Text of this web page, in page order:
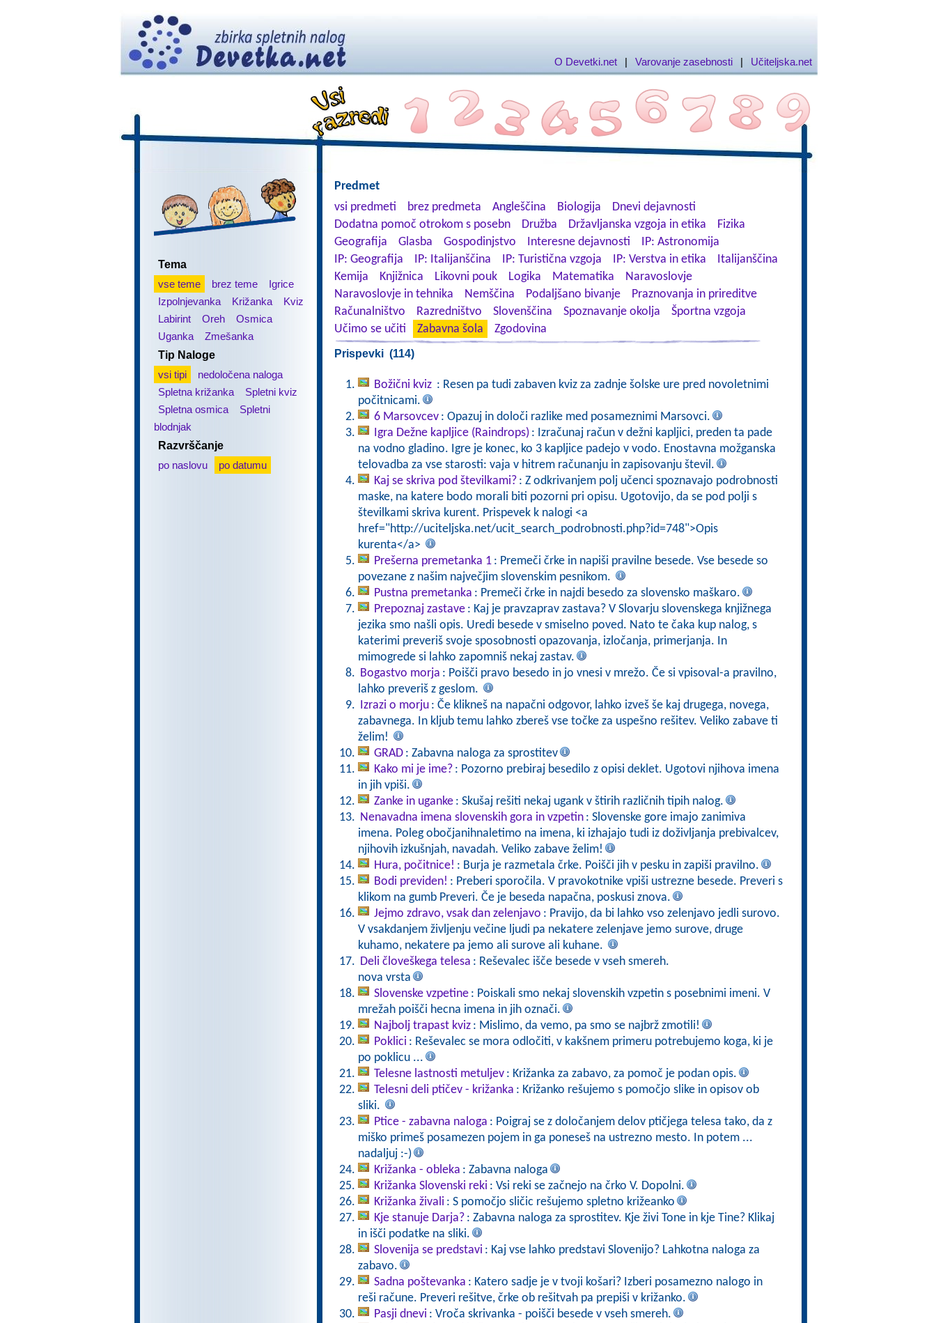
O Devetki.net | Varovanje zasebnosti | Učiteljska.net
Tema
vse teme
brez teme
Igrice
Izpolnjevanka
Križanka
Kviz
Labirint
Oreh
Osmica
Uganka
Zmešanka
Tip Naloge
vsi tipi
nedoločena naloga
Spletna križanka
Spletni kviz
Spletna osmica
Spletni
blodnjak
Razvrščanje
po naslovu
po datumu
Predmet
vsi predmeti
brez predmeta Angleščina Biologija
Dnevi dejavnosti
Dodatna pomoč otrokom s posebn
Družba Državljanska vzgoja in etika
Fizika
Geografija
Glasba Gospodinjstvo Interesne dejavnosti
IP: Astronomija
IP: Geografija
IP: Italijanščina IP: Turistična vzgoja IP: Verstva in etika
Italijanščina
Kemija
Knjižnica Likovni pouk Logika Matematika
Naravoslovje
Naravoslovje in tehnika
Nemščina Podaljšano bivanje
Praznovanja in prireditve
Računalništvo
Razredništvo Slovenščina Spoznavanje okolja
Športna vzgoja
Učimo se učiti
Zabavna šola Zgodovina
Prispevki (114)
Božični kviz : Resen pa tudi zabaven kviz za zadnje šolske ure pred novoletnimi
počitnicami.
6 Marsovcev : Opazuj in določi razlike med posameznimi Marsovci.
Igra Dežne kapljice (Raindrops) : Izračunaj račun v dežni kapljici, preden ta pade
na vodno gladino. Igre je konec, ko 3 kapljice padejo v vodo. Enostavna možganska
telovadba za vse starosti: vaja v hitrem računanju in zapisovanju števil.
Kaj se skriva pod številkami? : Z odkrivanjem polj učenci spoznavajo podrobnosti
maske, na katere bodo morali biti pozorni pri opisu. Ugotovijo, da se pod polji s
številkami skriva kurent. Prispevek k nalogi <a
href="http://uciteljska.net/ucit_search_podrobnosti.php?id=748">Opis
kurenta</a>
Prešerna premetanka 1 : Premeči črke in napiši pravilne besede. Vse besede so
povezane z našim največjim slovenskim pesnikom.
Pustna premetanka : Premeči črke in najdi besedo za slovensko maškaro.
Prepoznaj zastave : Kaj je pravzaprav zastava? V Slovarju slovenskega knjižnega
jezika smo našli opis. Uredi besede v smiselno poved. Nato te čaka kup nalog, s
katerimi preveriš svoje sposobnosti opazovanja, izločanja, primerjanja. In
mimogrede si lahko zapomniš nekaj zastav.
Bogastvo morja : Poišči pravo besedo in jo vnesi v mrežo. Če si vpisoval-a pravilno,
lahko preveriš z geslom.
Izrazi o morju : Če klikneš na napačni odgovor, lahko izveš še kaj drugega, novega,
zabavnega. In kljub temu lahko zbereš vse točke za uspešno rešitev. Veliko zabave ti
želim!
GRAD : Zabavna naloga za sprostitev
Kako mi je ime? : Pozorno prebiraj besedilo z opisi deklet. Ugotovi njihova imena
in jih vpiši.
Zanke in uganke : Skušaj rešiti nekaj ugank v štirih različnih tipih nalog.
Nenavadna imena slovenskih gora in vzpetin : Slovenske gore imajo zanimiva
imena. Poleg obočjanihnaletimo na imena, ki izhajajo tudi iz doživljanja prebivalcev,
njihovih izkušnjah, navadah. Veliko zabave želim!
Hura, počitnice! : Burja je razmetala črke. Poišči jih v pesku in zapiši pravilno.
Bodi previden! : Preberi sporočila. V pravokotnike vpiši ustrezne besede. Preveri s
klikom na gumb Preveri. Če je beseda napačna, poskusi znova.
Jejmo zdravo, vsak dan zelenjavo : Pravijo, da bi lahko vso zelenjavo jedli surovo.
V vsakdanjem življenju večine ljudi pa nekatere zelenjave jemo surove, druge
kuhamo, nekatere pa jemo ali surove ali kuhane.
Deli človeškega telesa : Reševalec išče besede v vseh smereh.
nova vrsta
Slovenske vzpetine : Poiskali smo nekaj slovenskih vzpetin s posebnimi imeni. V
mrežah poišči hecna imena in jih označi.
Najbolj trapast kviz : Mislimo, da vemo, pa smo se najbrž zmotili!
Poklici : Reševalec se mora odločiti, v kakšnem primeru potrebujemo koga, ki je
po poklicu ...
Telesne lastnosti metuljev : Križanka za zabavo, za pomoč je podan opis.
Telesni deli ptičev - križanka : Križanko rešujemo s pomočjo slike in opisov ob
sliki.
Ptice - zabavna naloga : Poigraj se z določanjem delov ptičjega telesa tako, da z
miško primeš posamezen pojem in ga poneseš na ustrezno mesto. In potem ...
nadaljuj :-)
Križanka - obleka : Zabavna naloga
Križanka Slovenski reki : Vsi reki se začnejo na črko V. Dopolni.
Križanka živali : S pomočjo sličic rešujemo spletno križeanko
Kje stanuje Darja? : Zabavna naloga za sprostitev. Kje živi Tone in kje Tine? Klikaj
in išči podatke na sliki.
Slovenija se predstavi : Kaj vse lahko predstavi Slovenijo? Lahkotna naloga za
zabavo.
Sadna poštevanka : Katero sadje je v tvoji košari? Izberi posamezno nalogo in
reši račune. Preveri rešitve, črke ob rešitvah pa prepiši v križanko.
Pasji dnevi : Vroča skrivanka - poišči besede v vseh smereh.